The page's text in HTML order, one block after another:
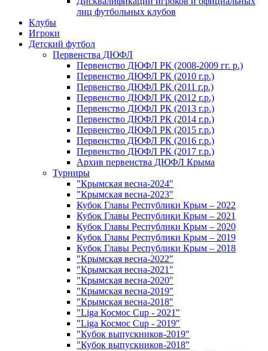
лиц футбольных клубов
Клубы
Игроки
Детский футбол
Первенства ДЮФЛ
Первенство ДЮФЛ РК (2008-2009 гг. р.)
Первенство ДЮФЛ РК (2010 г.р.)
Первенство ДЮФЛ РК (2011 г.р.)
Первенство ДЮФЛ РК (2012 г.р.)
Первенство ДЮФЛ РК (2013 г.р.)
Первенство ДЮФЛ РК (2014 г.р.)
Первенство ДЮФЛ РК (2015 г.р.)
Первенство ДЮФЛ РК (2016 г.р.)
Первенство ДЮФЛ РК (2017 г.р.)
Архив первенства ДЮФЛ Крыма
Турниры
"Крымская весна-2024"
"Крымская весна-2023"
Кубок Главы Республики Крым – 2022
Кубок Главы Республики Крым – 2021
Кубок Главы Республики Крым – 2020
Кубок Главы Республики Крым – 2019
Кубок Главы Республики Крым – 2018
"Крымская весна-2022"
"Крымская весна-2021"
"Крымская весна-2020"
"Крымская весна-2019"
"Крымская весна-2018"
"Liga Космос Cup - 2021"
"Liga Космос Cup - 2019"
"Кубок выпускников-2019"
"Кубок выпускников-2018"